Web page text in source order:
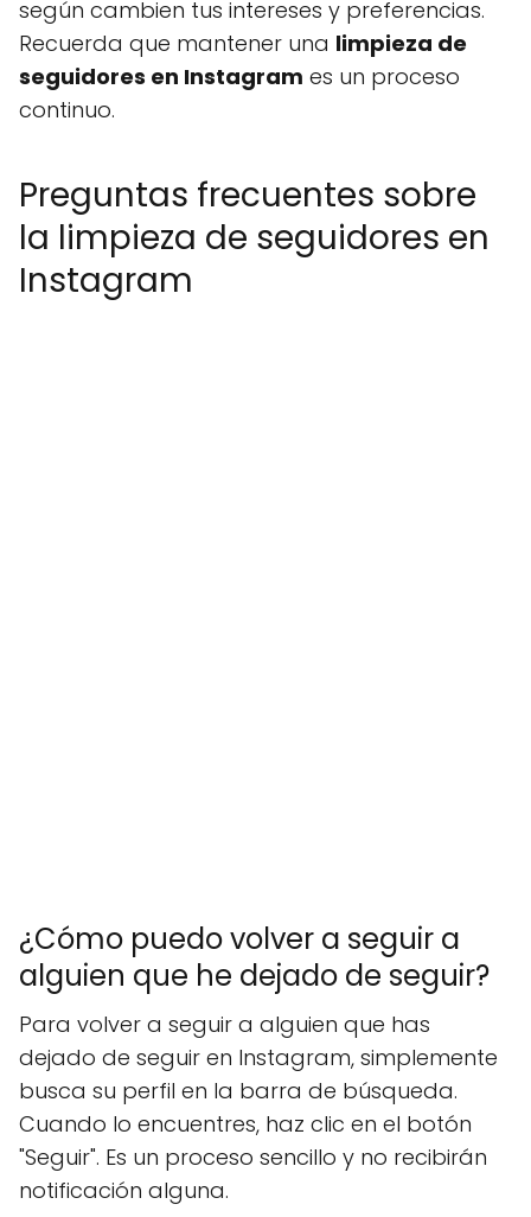
según cambien tus intereses y preferencias.
Recuerda que mantener una limpieza de
seguidores en Instagram es un proceso
continuo.
Preguntas frecuentes sobre
la limpieza de seguidores en
Instagram
¿Cómo puedo volver a seguir a
alguien que he dejado de seguir?
Para volver a seguir a alguien que has
dejado de seguir en Instagram, simplemente
busca su perfil en la barra de búsqueda.
Cuando lo encuentres, haz clic en el botón
"Seguir". Es un proceso sencillo y no recibirán
notificación alguna.